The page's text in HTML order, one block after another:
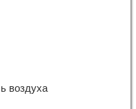
воздуха